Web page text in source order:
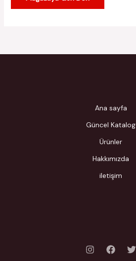
Ana sayfa
Güncel Katalog
Ürünler
Hakkımızda
iletişim